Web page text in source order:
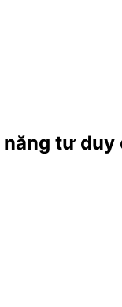
tư duy